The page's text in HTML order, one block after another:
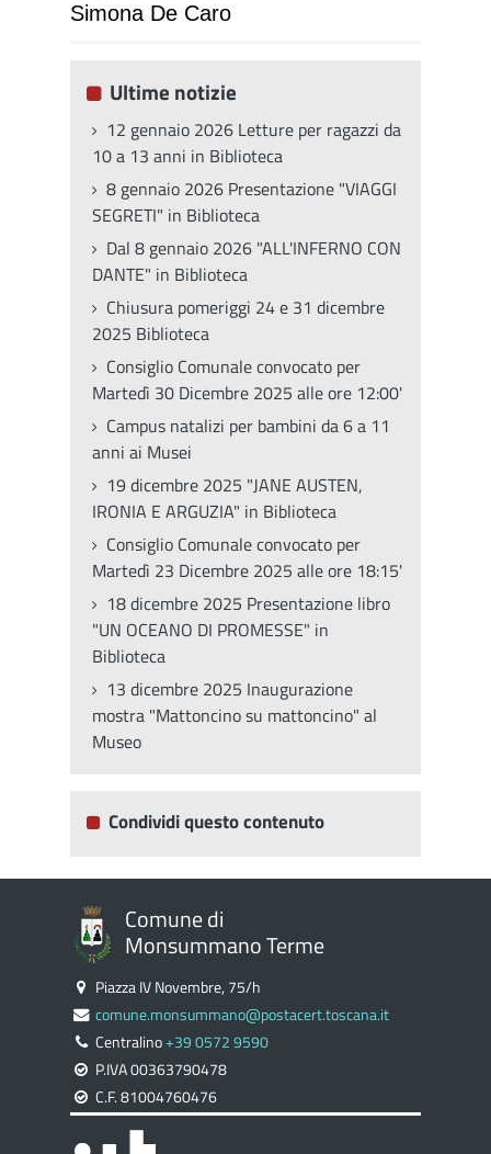
Simona De Caro
Ultime notizie
12 gennaio 2026 Letture per ragazzi da
10 a 13 anni in Biblioteca
8 gennaio 2026 Presentazione "VIAGGI
SEGRETI" in Biblioteca
Dal 8 gennaio 2026 "ALL'INFERNO CON
DANTE" in Biblioteca
Chiusura pomeriggi 24 e 31 dicembre
2025 Biblioteca
Consiglio Comunale convocato per
Martedì 30 Dicembre 2025 alle ore 12:00'
Campus natalizi per bambini da 6 a 11
anni ai Musei
19 dicembre 2025 "JANE AUSTEN,
IRONIA E ARGUZIA" in Biblioteca
Consiglio Comunale convocato per
Martedì 23 Dicembre 2025 alle ore 18:15'
18 dicembre 2025 Presentazione libro
"UN OCEANO DI PROMESSE" in
Biblioteca
13 dicembre 2025 Inaugurazione
mostra "Mattoncino su mattoncino" al
Museo
Condividi questo contenuto
Comune di
Monsummano Terme
Piazza IV Novembre, 75/h
comune.monsummano@postacert.toscana.it
Centralino+39 0572 9590
P.IVA 00363790478
C.F. 81004760476